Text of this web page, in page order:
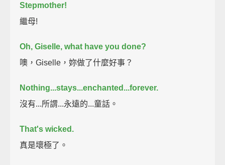
Stepmother!
繼母!
Oh, Giselle, what have you done?
噢，Giselle，妳做了什麼好事？
Nothing...stays...enchanted...forever.
沒有...所謂...永遠的...童話。
That's wicked.
真是壞極了。